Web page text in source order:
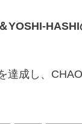
YOSHI-
達成し、